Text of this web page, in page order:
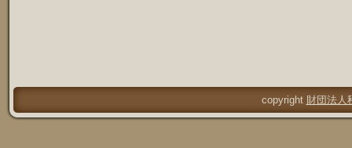
copyright 財団法人